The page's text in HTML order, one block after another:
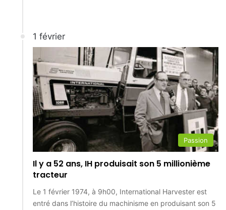
1 février
Passion
Il y a 52 ans, IH produisait son 5 millionième
tracteur
Le 1 février 1974, à 9h00, International Harvester est
entré dans l’histoire du machinisme en produisant son 5